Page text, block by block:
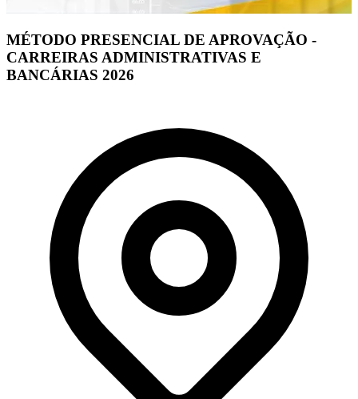
MÉTODO PRESENCIAL DE APROVAÇÃO -
CARREIRAS ADMINISTRATIVAS E
BANCÁRIAS 2026